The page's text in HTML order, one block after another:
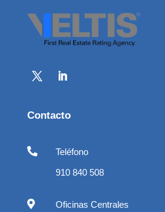
Contacto

Teléfono
910 840 508

Oficinas Centrales